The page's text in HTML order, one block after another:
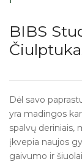
BIBS
Dėl savo
yra madingos
spalvų deriniais,
įkvepia naujos
gaivumo ir